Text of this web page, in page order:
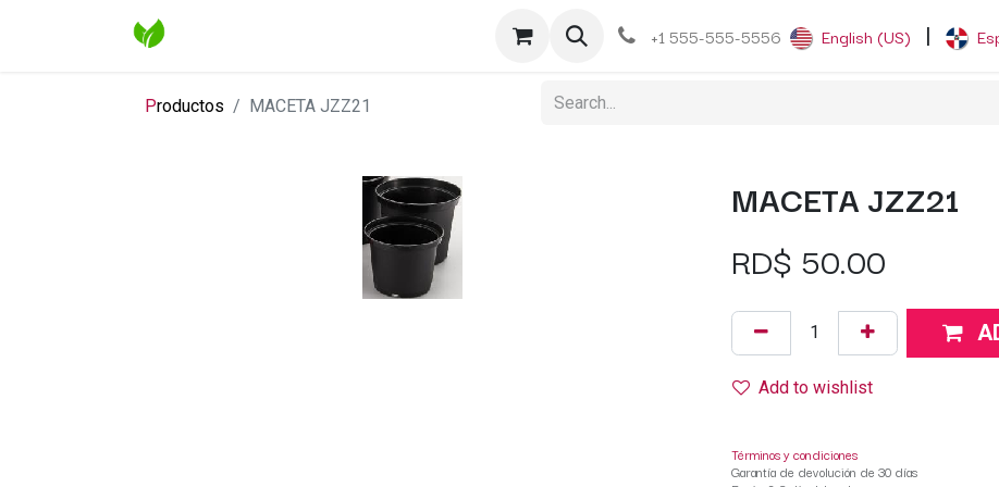
+1 555-555-5556 English (US) |
Productos MACETA JZZ21
MACETA JZZ21
RD$ 50.00
Add to wishlist
Términos y condiciones
Garantía de devolución de 30 días